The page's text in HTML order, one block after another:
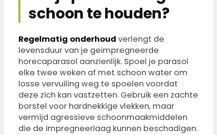
schoon te houden?
Regelmatig onderhoud verlengt de
levensduur van je geïmpregneerde
horecaparasol aanzienlijk. Spoel je parasol
elke twee weken af met schoon water om
losse vervuiling weg te spoelen voordat
deze zich kan vastzetten. Gebruik een zachte
borstel voor hardnekkige vlekken, maar
vermijd agressieve schoonmaakmiddelen
die de impregneerlaag kunnen beschadigen.